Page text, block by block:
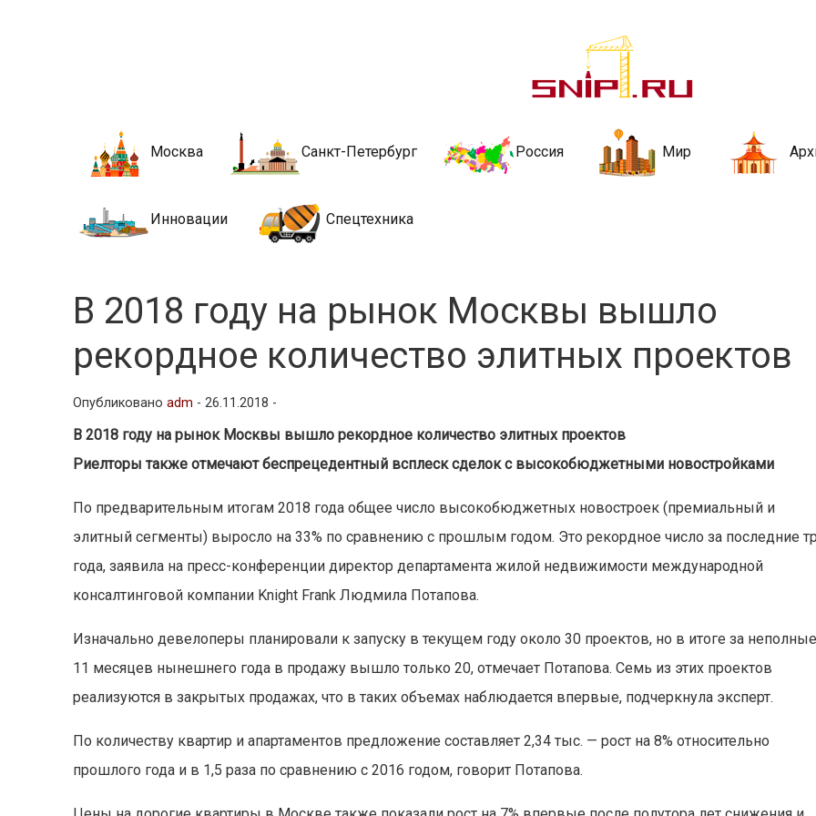
Новости строительства и
стройкой рубрики
Москва Санкт-Петербург Россия Мир
Инновации Спецтехника
В 2018 году на рынок Москвы вышло
рекордное количество элитных проектов
Опубликованоadm -26.11.2018 -
В 2018 году на рынок Москвы вышло рекордное количество элитных проектов
Риелторы также отмечают беспрецедентный всплеск сделок с высокобюджетными новостройками
По предварительным итогам 2018 года общее число высокобюджетных новостроек (премиальный и
элитный сегменты) выросло на 33% по сравнению с прошлым годом. Это рекордное число за последние
года, заявила на пресс-конференции директор департамента жилой недвижимости международной
консалтинговой компании Knight Frank Людмила Потапова.
Изначально девелоперы планировали к запуску в текущем году около 30 проектов, но в итоге за
11 месяцев нынешнего года в продажу вышло только 20, отмечает Потапова. Семь из этих проектов
реализуются в закрытых продажах, что в таких объемах наблюдается впервые, подчеркнула эксперт.
По количеству квартир и апартаментов предложение составляет 2,34 тыс. — рост на 8% относительно
прошлого года и в 1,5 раза по сравнению с 2016 годом, говорит Потапова.